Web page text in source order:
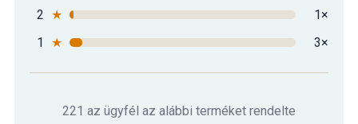
2 ★
1×
1
★ 3×
221 az ügyfél az alábbi terméket rendelte